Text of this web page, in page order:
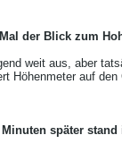
der Blick zum
weit aus, aber
Höhenmeter auf den
später